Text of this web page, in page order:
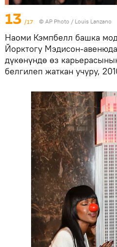
13 /17 © AP Photo / Louis Lanzano
Наоми Кэмпбелл башка
Йорктогу Мэдисон-
дүкөнүндө өз
белгилеп жаткан учуру,